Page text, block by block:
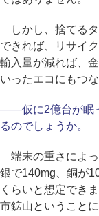
しかし、捨てるタ
できれば、リサイ
輸入量が減れば、
いったエコにもつな
――仮に2億台が眠
るのでしょうか。
端末の重さによっ
銀で140mg、銅が
くらいと想定でき
市鉱山ということ